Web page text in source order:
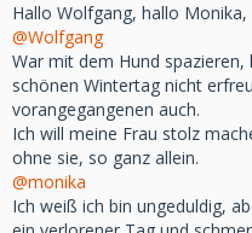
Hallo Wolfgang, hallo Monika,
@Wolfgang
War mit dem Hund
schönen Wintertag nicht
vorangegangenen auch.
Ich will meine Frau stolz
ohne sie, so ganz allein.
@monika
Ich weiß ich bin ungeduldig,